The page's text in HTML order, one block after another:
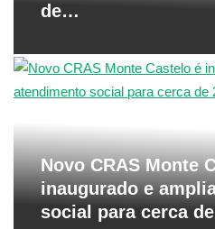
de…
Novo CRAS Monte
inaugurado e
social para cerca